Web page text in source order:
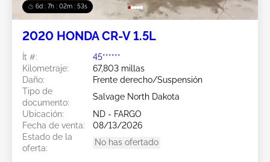
6d : 7h : 02m : 50s
2020 HONDA CR-V 1.5L
Ít #:
45******
Kilometraje:
67,803 millas
Daño:
Frente derecho/Suspensión
Tipo de
documento:
Salvage North Dakota
Ubicación:
ND - FARGO
Fecha de venta:
08/13/2026
Estado de la
oferta:
No has ofertado